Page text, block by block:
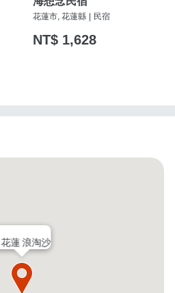
花蓮市, 花蓮縣 民宿
NT$ 1,628
花蓮 浪淘沙